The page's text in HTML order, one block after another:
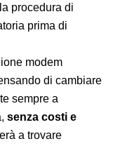
procedura di
prima di
modem
di cambiare
sempre a
senza costi e
a trovare